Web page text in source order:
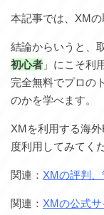
本記事では、XMの
結論からいうと、
初心者 」にこそ利
完全無料でプロの
のかを学べます。
XMを利用する海
度利用してみてく
関連： XMの評判
関連： XMの公式